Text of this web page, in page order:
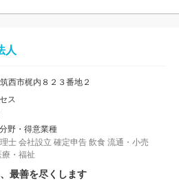
人
西市梶内８２３番地２
ス
野・得意業種
士 会社設立 確定申告 飲食 流通・小売
療・福祉
最善を尽くします